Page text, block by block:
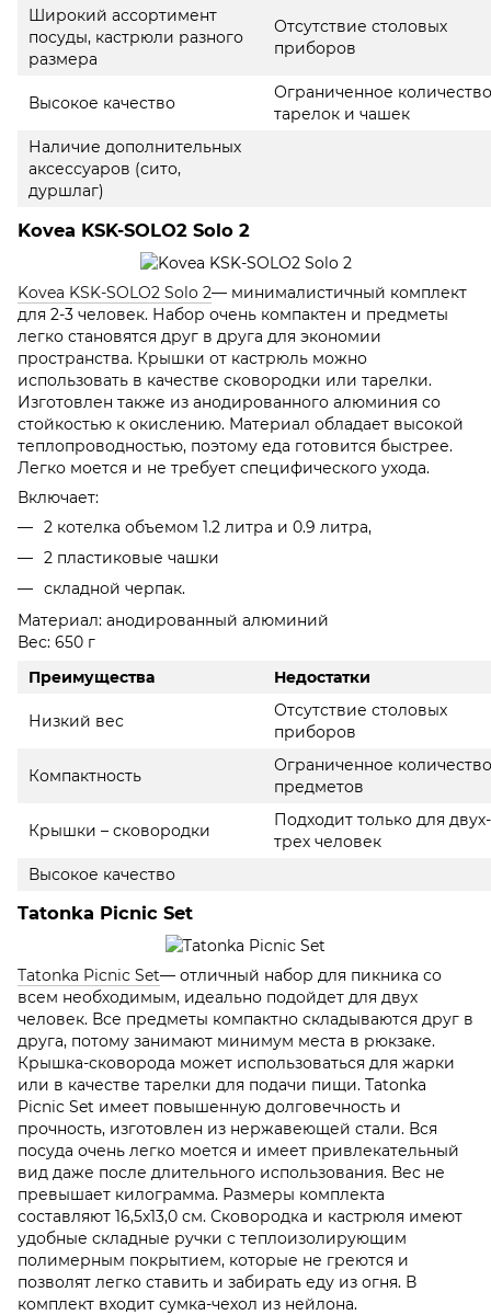
Широкий ассортимент
посуды, кастрюли разного
размера
Отсутствие столовых
приборов
Высокое качество
Ограниченное количество
тарелок и чашек
Наличие дополнительных
аксессуаров (сито,
дуршлаг)
Kovea KSK-SOLO2 Solo 2
Kovea KSK-SOLO2 Solo 2— минималистичный комплект
для 2-3 человек. Набор очень компактен и предметы
легко становятся друг в друга для экономии
пространства. Крышки от кастрюль можно
использовать в качестве сковородки или тарелки.
Изготовлен также из анодированного алюминия со
стойкостью к окислению. Материал обладает высокой
теплопроводностью, поэтому еда готовится быстрее.
Легко моется и не требует специфического ухода.
Включает:
2 котелка объемом 1.2 литра и 0.9 литра,
2 пластиковые чашки
складной черпак.
Материал: анодированный алюминий
Вес: 650 г
Преимущества
Недостатки
Низкий вес
Отсутствие столовых
приборов
Компактность
Ограниченное количество
предметов
Крышки – сковородки
Подходит только для двух-
трех человек
Высокое качество
Tatonka Picnic Set
Tatonka Picnic Set— отличный набор для пикника со
всем необходимым, идеально подойдет для двух
человек. Все предметы компактно складываются друг в
друга, потому занимают минимум места в рюкзаке.
Крышка-сковорода может использоваться для жарки
или в качестве тарелки для подачи пищи. Tatonka
Picnic Set имеет повышенную долговечность и
прочность, изготовлен из нержавеющей стали. Вся
посуда очень легко моется и имеет привлекательный
вид даже после длительного использования. Вес не
превышает килограмма. Размеры комплекта
составляют 16,5х13,0 см. Сковородка и кастрюля имеют
удобные складные ручки с теплоизолирующим
полимерным покрытием, которые не греются и
позволят легко ставить и забирать еду из огня. В
комплект входит сумка-чехол из нейлона.